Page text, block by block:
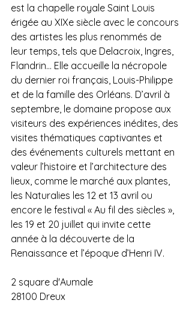
est la chapelle royale Saint Louis
érigée au XIXe siècle avec le concours
des artistes les plus renommés de
leur temps, tels que Delacroix, Ingres,
Flandrin… Elle accueille la nécropole
du dernier roi français, Louis-Philippe
et de la famille des Orléans. D’avril à
septembre, le domaine propose aux
visiteurs des expériences inédites, des
visites thématiques captivantes et
des événements culturels mettant en
valeur l’histoire et l’architecture des
lieux, comme le marché aux plantes,
les Naturalies les 12 et 13 avril ou
encore le festival « Au fil des siècles »,
les 19 et 20 juillet qui invite cette
année à la découverte de la
Renaissance et l’époque d’Henri IV.
2 square d'Aumale
28100 Dreux